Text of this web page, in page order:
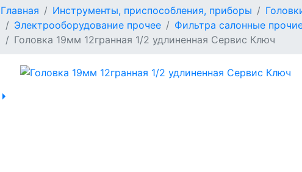
Главная Инструменты, приспособления, приборы
Электрооборудование прочее
Фильтра салонные
Головка 19мм 12гранная 1/2 удлиненная Сервис Ключ